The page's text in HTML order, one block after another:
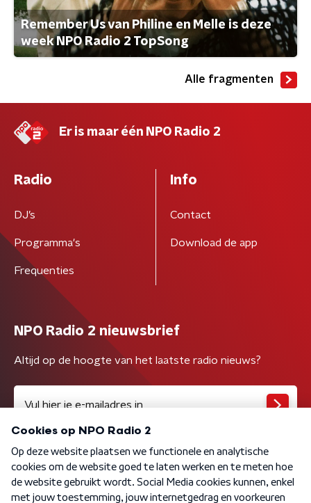
Remember Us van Philine en Melle is deze
week NPO Radio 2 TopSong
Alle fragmenten
Er is maar één NPO Radio 2
Radio
DJ’s
Programma's
Frequenties
Info
Contact
Download de app
NPO Radio 2 nieuwsbrief
Altijd op de hoogte van het laatste radio nieuws?
Algemene voorwaarden